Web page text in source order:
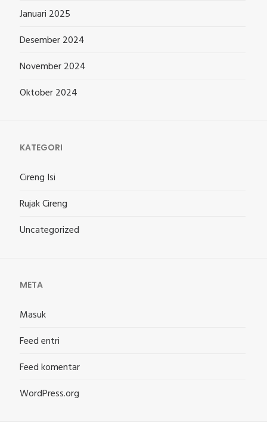
Januari 2025
Desember 2024
November 2024
Oktober 2024
KATEGORI
Cireng Isi
Rujak Cireng
Uncategorized
META
Masuk
Feed entri
Feed komentar
WordPress.org